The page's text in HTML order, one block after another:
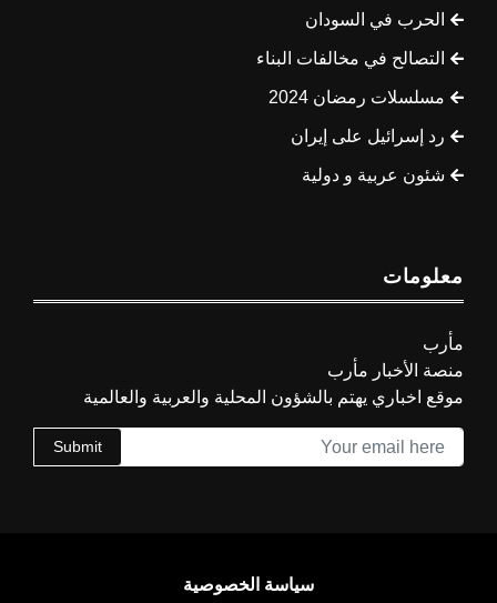
الحرب في السودان
التصالح في مخالفات البناء
مسلسلات رمضان 2024
رد إسرائيل على إيران
شئون عربية و دولية
معلومات
مأرب
منصة الأخبار مأرب
موقع اخباري يهتم بالشؤون المحلية والعربية والعالمية
Submit
سياسة الخصوصية